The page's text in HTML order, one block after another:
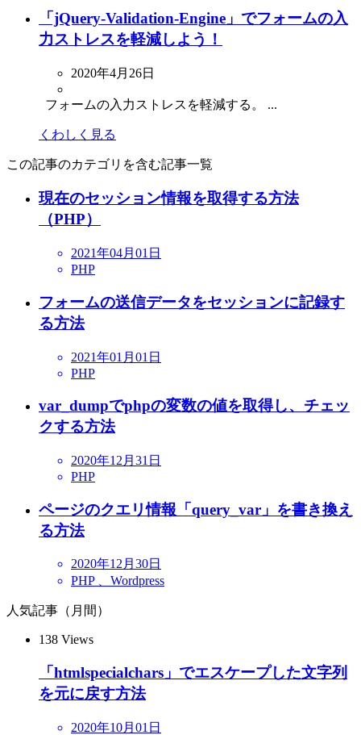
「jQuery-Validation-Engine」でフォームの入
力ストレスを軽減しよう！
2020年4月26日
フォームの入力ストレスを軽減する。 ...
くわしく見る
この記事のカテゴリを含む記事一覧
現在のセッション情報を取得する方法
（PHP）
2021年04月01日
PHP
フォームの送信データをセッションに記録す
る方法
2021年01月01日
PHP
var_dumpでphpの変数の値を取得し、チェッ
クする方法
2020年12月31日
PHP
ページのクエリ情報「query_var」を書き換え
る方法
2020年12月30日
PHP 、Wordpress
人気記事（月間）
138 Views
「htmlspecialchars」でエスケープした文字列
を元に戻す方法
2020年10月01日